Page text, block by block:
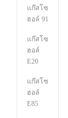
แก๊สโซ
ฮอล์ 91
แก๊สโซ
ฮอล์
E20
แก๊สโซ
ฮอล์
E85